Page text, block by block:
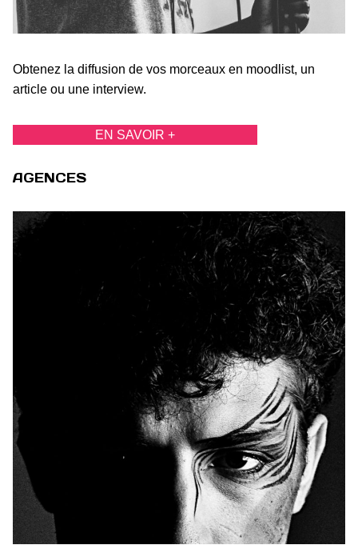
Obtenez la diffusion de vos morceaux en moodlist, un
article ou une interview.
EN SAVOIR +
AGENCES